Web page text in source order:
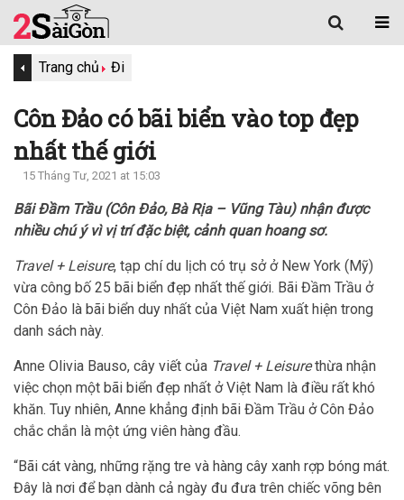
Trang chủ Đi
Côn Đảo có bãi biển vào top đẹp
nhất thế giới
15 Tháng Tư, 2021 at 15:03
Bãi Đầm Trầu (Côn Đảo, Bà Rịa – Vũng Tàu) nhận được
nhiều chú ý vì vị trí đặc biệt, cảnh quan hoang sơ.
Travel + Leisure, tạp chí du lịch có trụ sở ở New York (Mỹ)
vừa công bố 25 bãi biển đẹp nhất thế giới. Bãi Đầm Trầu ở
Côn Đảo là bãi biển duy nhất của Việt Nam xuất hiện trong
danh sách này.
Anne Olivia Bauso, cây viết của Travel + Leisurethừa nhận
việc chọn một bãi biển đẹp nhất ở Việt Nam là điều rất khó
khăn. Tuy nhiên, Anne khẳng định bãi Đầm Trầu ở Côn Đảo
chắc chắn là một ứng viên hàng đầu.
“Bãi cát vàng, những rặng tre và hàng cây xanh rợp bóng mát.
Đây là nơi để bạn dành cả ngày đu đưa trên chiếc võng bên